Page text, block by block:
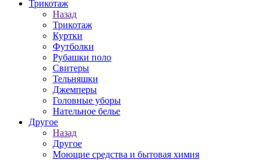
Трикотаж
Назад
Трикотаж
Куртки
Футболки
Рубашки поло
Свитеры
Тельняшки
Джемперы
Головные уборы
Нательное белье
Другое
Назад
Другое
Моющие средства и бытовая химия